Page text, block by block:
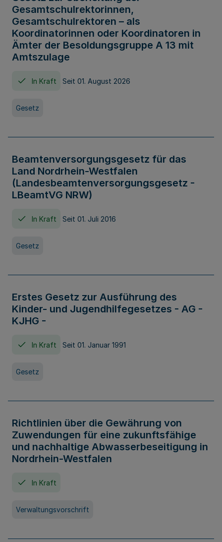
Gesamtschulrektorinnen,
Gesamtschulrektoren – als
Koordinatorinnen oder Koordinatoren in
Ämter der Besoldungsgruppe A 13 mit
Amtszulage
In Kraft Seit 01. August 2026
Gesetz
Beamtenversorgungsgesetz für das
Land Nordrhein-Westfalen
(Landesbeamtenversorgungsgesetz -
LBeamtVG NRW)
In Kraft Seit 01. Juli 2016
Gesetz
Erstes Gesetz zur Ausführung des
Kinder- und Jugendhilfegesetzes - AG -
KJHG -
In Kraft Seit 01. Januar 1991
Gesetz
Richtlinien über die Gewährung von
Zuwendungen für eine zukunftsfähige
und nachhaltige Abwasserbeseitigung in
Nordrhein-Westfalen
In Kraft
Verwaltungsvorschrift